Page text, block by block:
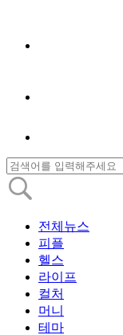
전체뉴스
피플
헬스
라이프
컬처
머니
테마